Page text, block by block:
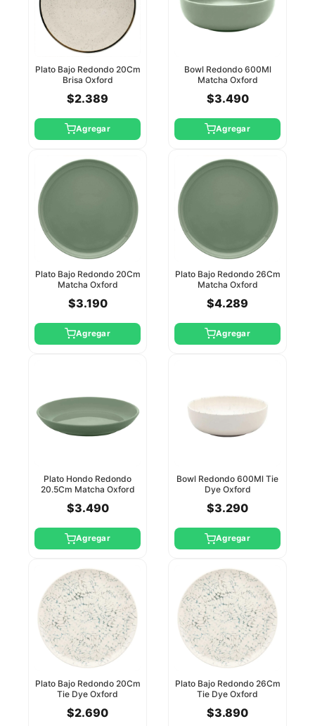
Plato Bajo Redondo 20Cm
Brisa Oxford
$2.389
Agregar
Bowl Redondo 600Ml
Matcha Oxford
$3.490
Agregar
Plato Bajo Redondo 20Cm
Matcha Oxford
$3.190
Agregar
Plato Bajo Redondo 26Cm
Matcha Oxford
$4.289
Agregar
Plato Hondo Redondo
20.5Cm Matcha Oxford
$3.490
Agregar
Bowl Redondo 600Ml Tie
Dye Oxford
$3.290
Agregar
Plato Bajo Redondo 20Cm
Tie Dye Oxford
$2.690
Plato Bajo Redondo 26Cm
Tie Dye Oxford
$3.890